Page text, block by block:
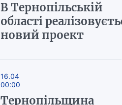
В Тернопільській
області
новий проект
16.04
00:00
Тернопільщина